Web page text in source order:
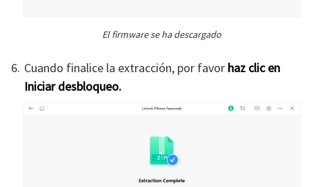
El firmware se ha descargado
Cuando finalice la extracción, por favor haz clic en
Iniciar desbloqueo.